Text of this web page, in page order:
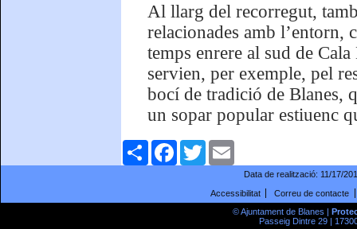
Al llarg del recorregut,
relacionades amb l’entorn,
temps enrere al sud de
servien, per exemple, pel
bocí de tradició de Blanes,
un sopar popular estiuenc
ComparteixFacebookTwitter
Data de realització: 11/17/
Accessibilitat
Correu de contacte
© Ajuntament de Blanes |
Passeig Dintre 29 |